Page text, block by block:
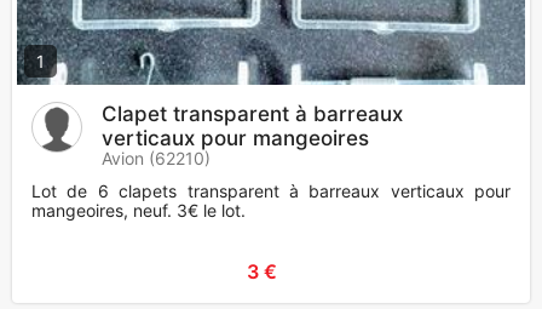
1
Clapet transparent à barreaux
verticaux pour mangeoires
Avion (62210)
Lot de 6 clapets transparent à barreaux verticaux pour
mangeoires, neuf. 3€ le lot.
3 €